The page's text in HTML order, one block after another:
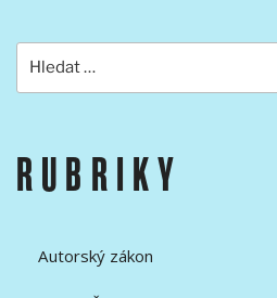
RUBRIKY
Autorský zákon